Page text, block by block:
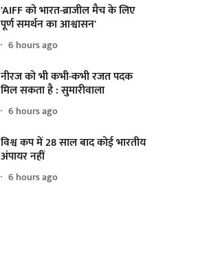
'AIFF को भारत-ब्राजील मैच के लिए
पूर्ण समर्थन का आश्वासन'
6 hours ago
नीरज को भी कभी-कभी रजत पदक
मिल सकता है : सुमारीवाला
6 hours ago
विश्व कप में 28 साल बाद कोई भारतीय
अंपायर नहीं
6 hours ago